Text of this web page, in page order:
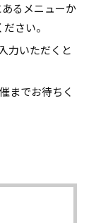
るメニューか
さい。
力いただくと
までお待ちく